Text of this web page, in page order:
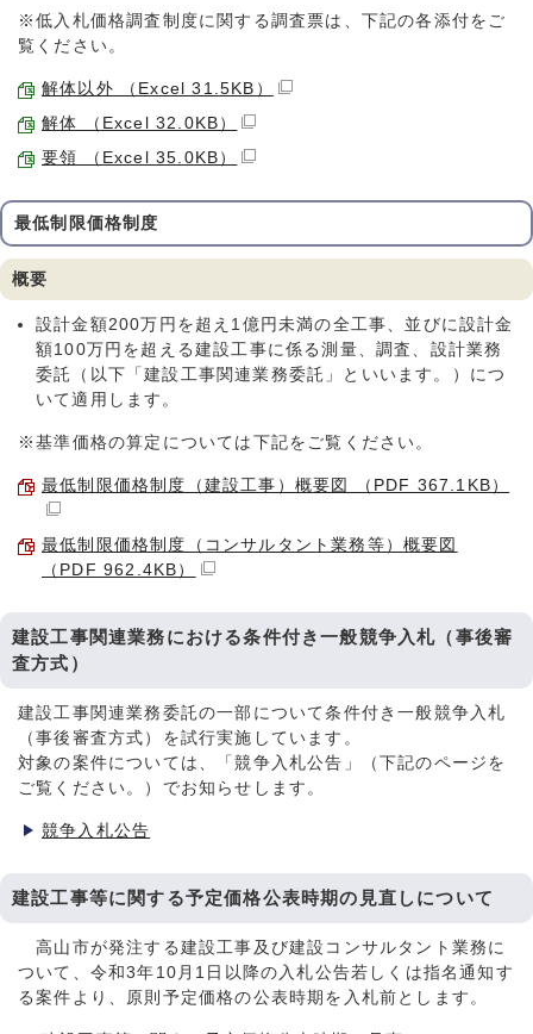
※低入札価格調査制度に関する調査票は、下記の各添付をご
覧ください。
解体以外 （Excel 31.5KB）
解体 （Excel 32.0KB）
要領 （Excel 35.0KB）
最低制限価格制度
概要
設計金額200万円を超え1億円未満の全工事、並びに設計金
額100万円を超える建設工事に係る測量、調査、設計業務
委託（以下「建設工事関連業務委託」といいます。）につ
いて適用します。
※基準価格の算定については下記をご覧ください。
最低制限価格制度（建設工事）概要図 （PDF 367.1KB）
最低制限価格制度（コンサルタント業務等）概要図
（PDF 962.4KB）
建設工事関連業務における条件付き一般競争入札（事後審
査方式）
建設工事関連業務委託の一部について条件付き一般競争入札
（事後審査方式）を試行実施しています。
対象の案件については、「競争入札公告」（下記のページを
ご覧ください。）でお知らせします。
競争入札公告
建設工事等に関する予定価格公表時期の見直しについて
高山市が発注する建設工事及び建設コンサルタント業務に
ついて、令和3年10月1日以降の入札公告若しくは指名通知す
る案件より、原則予定価格の公表時期を入札前とします。